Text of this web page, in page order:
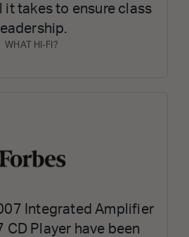
it takes to ensure class
leadership.
WHAT HI-FI?
Integrated Amplifier
CD Player have been